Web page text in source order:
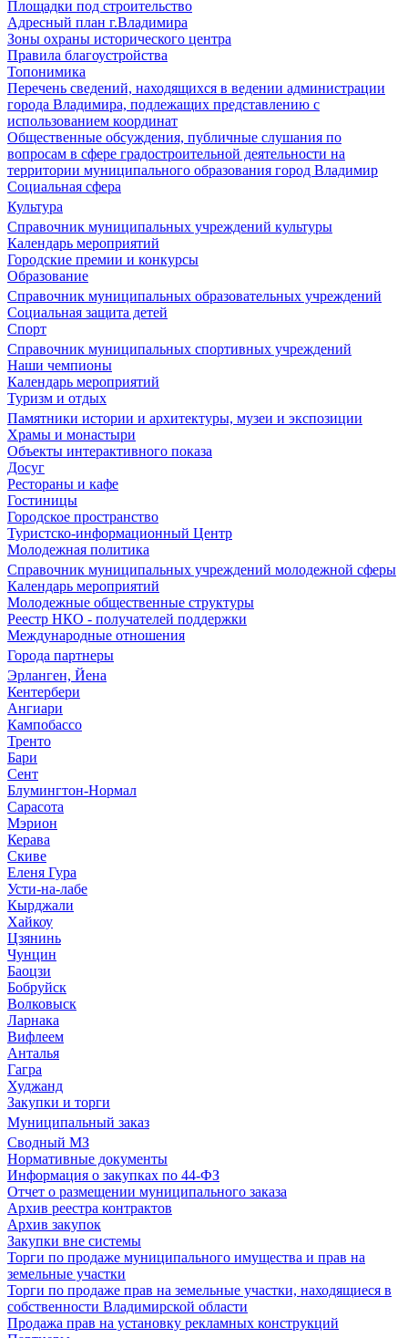
Площадки под строительство
Адресный план г.Владимира
Зоны охраны исторического центра
Правила благоустройства
Топонимика
Перечень сведений, находящихся в ведении администрации
города Владимира, подлежащих представлению с
использованием координат
Общественные обсуждения, публичные слушания по
вопросам в сфере градостроительной деятельности на
территории муниципального образования город Владимир
Социальная сфера
Культура
Справочник муниципальных учреждений культуры
Календарь мероприятий
Городские премии и конкурсы
Образование
Справочник муниципальных образовательных учреждений
Социальная защита детей
Спорт
Справочник муниципальных спортивных учреждений
Наши чемпионы
Календарь мероприятий
Туризм и отдых
Памятники истории и архитектуры, музеи и экспозиции
Храмы и монастыри
Объекты интерактивного показа
Досуг
Рестораны и кафе
Гостиницы
Городское пространство
Туристско-информационный Центр
Молодежная политика
Справочник муниципальных учреждений молодежной сферы
Календарь мероприятий
Молодежные общественные структуры
Реестр НКО - получателей поддержки
Международные отношения
Города партнеры
Эрланген, Йена
Кентербери
Ангиари
Кампобассо
Тренто
Бари
Сент
Блумингтон-Нормал
Сарасота
Мэрион
Керава
Скиве
Еленя Гура
Усти-на-лабе
Кырджали
Хайкоу
Цзянинь
Чунцин
Баоцзи
Бобруйск
Волковыск
Ларнака
Вифлеем
Анталья
Гагра
Худжанд
Закупки и торги
Муниципальный заказ
Сводный МЗ
Нормативные документы
Информация о закупках по 44-ФЗ
Отчет о размещении муниципального заказа
Архив реестра контрактов
Архив закупок
Закупки вне системы
Торги по продаже муниципального имущества и прав на
земельные участки
Торги по продаже прав на земельные участки, находящиеся в
собственности Владимирской области
Продажа прав на установку рекламных конструкций